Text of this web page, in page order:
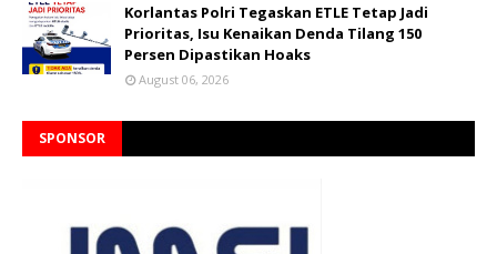
Korlantas Polri Tegaskan ETLE Tetap Jadi
Prioritas, Isu Kenaikan Denda Tilang 150
Persen Dipastikan Hoaks
August 06, 2026
SPONSOR